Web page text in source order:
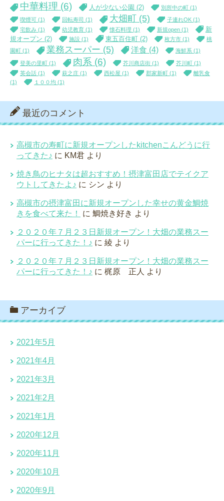
中華料理 (6) 人が少ない公園 (2) 別所中の町 (1)
喫煙可 (1) 回転寿司 (1) 大畑町 (5) 子連れOK (1)
宅飲み (1) 幼児教育 (1) 懐石料理 (1) 新規open (1)
新
規オープン (2) 施設 (1) 東五百住町 (2) 枚方市 (1)
桃
園町 (1) 業務スーパー (5) 洋食 (4) 海鮮系 (1)
登美の里町 (1) 肉系 (6) 芥川商店街 (1) 芥川町 (1)
英会話 (1) 萩之庄 (1) 西松屋 (1) 郡家新町 (1)
離乳食
(1)
１００均 (1)
最近のコメント
高槻市の寿町に新規オープンしたkitchenこんどうに行
ってきた♪ に KM君 より
焼き鳥のヒナタは超おすすめ！摂津富田店でテイクア
ウトしてきたよ♪ に シン より
高槻市の摂津富田に新規オープンした幸せの黄金鯛焼
きを食べて来た！
に 鯛焼き好き より
２０２０年７月２３日新規オープン！大畑の業務スー
パーに行ってきた！♪ に 綾 より
２０２０年７月２３日新規オープン！大畑の業務スー
パーに行ってきた！♪ に 梶原 正人 より
アーカイブ
2021年5月
2021年4月
2021年3月
2021年2月
2021年1月
2020年12月
2020年11月
2020年10月
2020年9月